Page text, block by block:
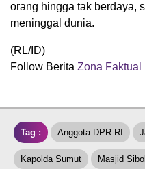
orang hingga tak berdaya,
meninggal dunia.
(RL/ID)
Follow Berita Zona Faktual
Tag : Anggota DPR RI
Kapolda Sumut Masjid